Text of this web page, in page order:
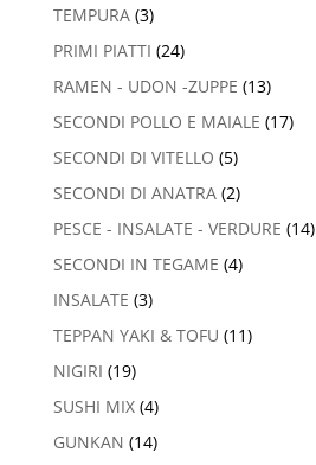
TEMPURA (3)
PRIMI PIATTI (24)
RAMEN - UDON -ZUPPE (13)
SECONDI POLLO E MAIALE (17)
SECONDI DI VITELLO (5)
SECONDI DI ANATRA (2)
PESCE - INSALATE - VERDURE (14)
SECONDI IN TEGAME (4)
INSALATE (3)
TEPPAN YAKI & TOFU (11)
NIGIRI (19)
SUSHI MIX (4)
GUNKAN (14)